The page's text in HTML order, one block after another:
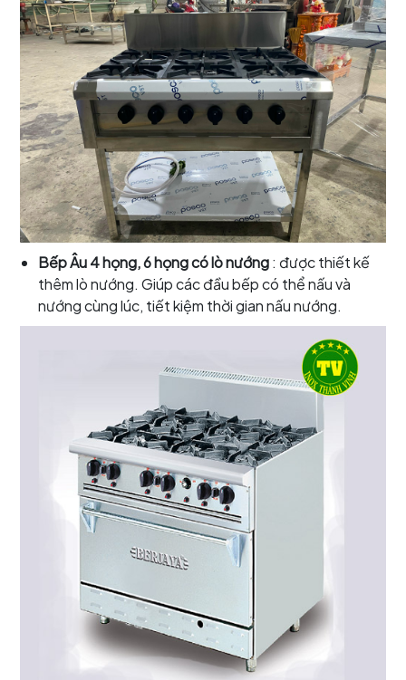
Bếp Âu 4 họng, 6 họng có lò nướng: được thiết kế
thêm lò nướng. Giúp các đầu bếp có thể nấu và
nướng cùng lúc, tiết kiệm thời gian nấu nướng.